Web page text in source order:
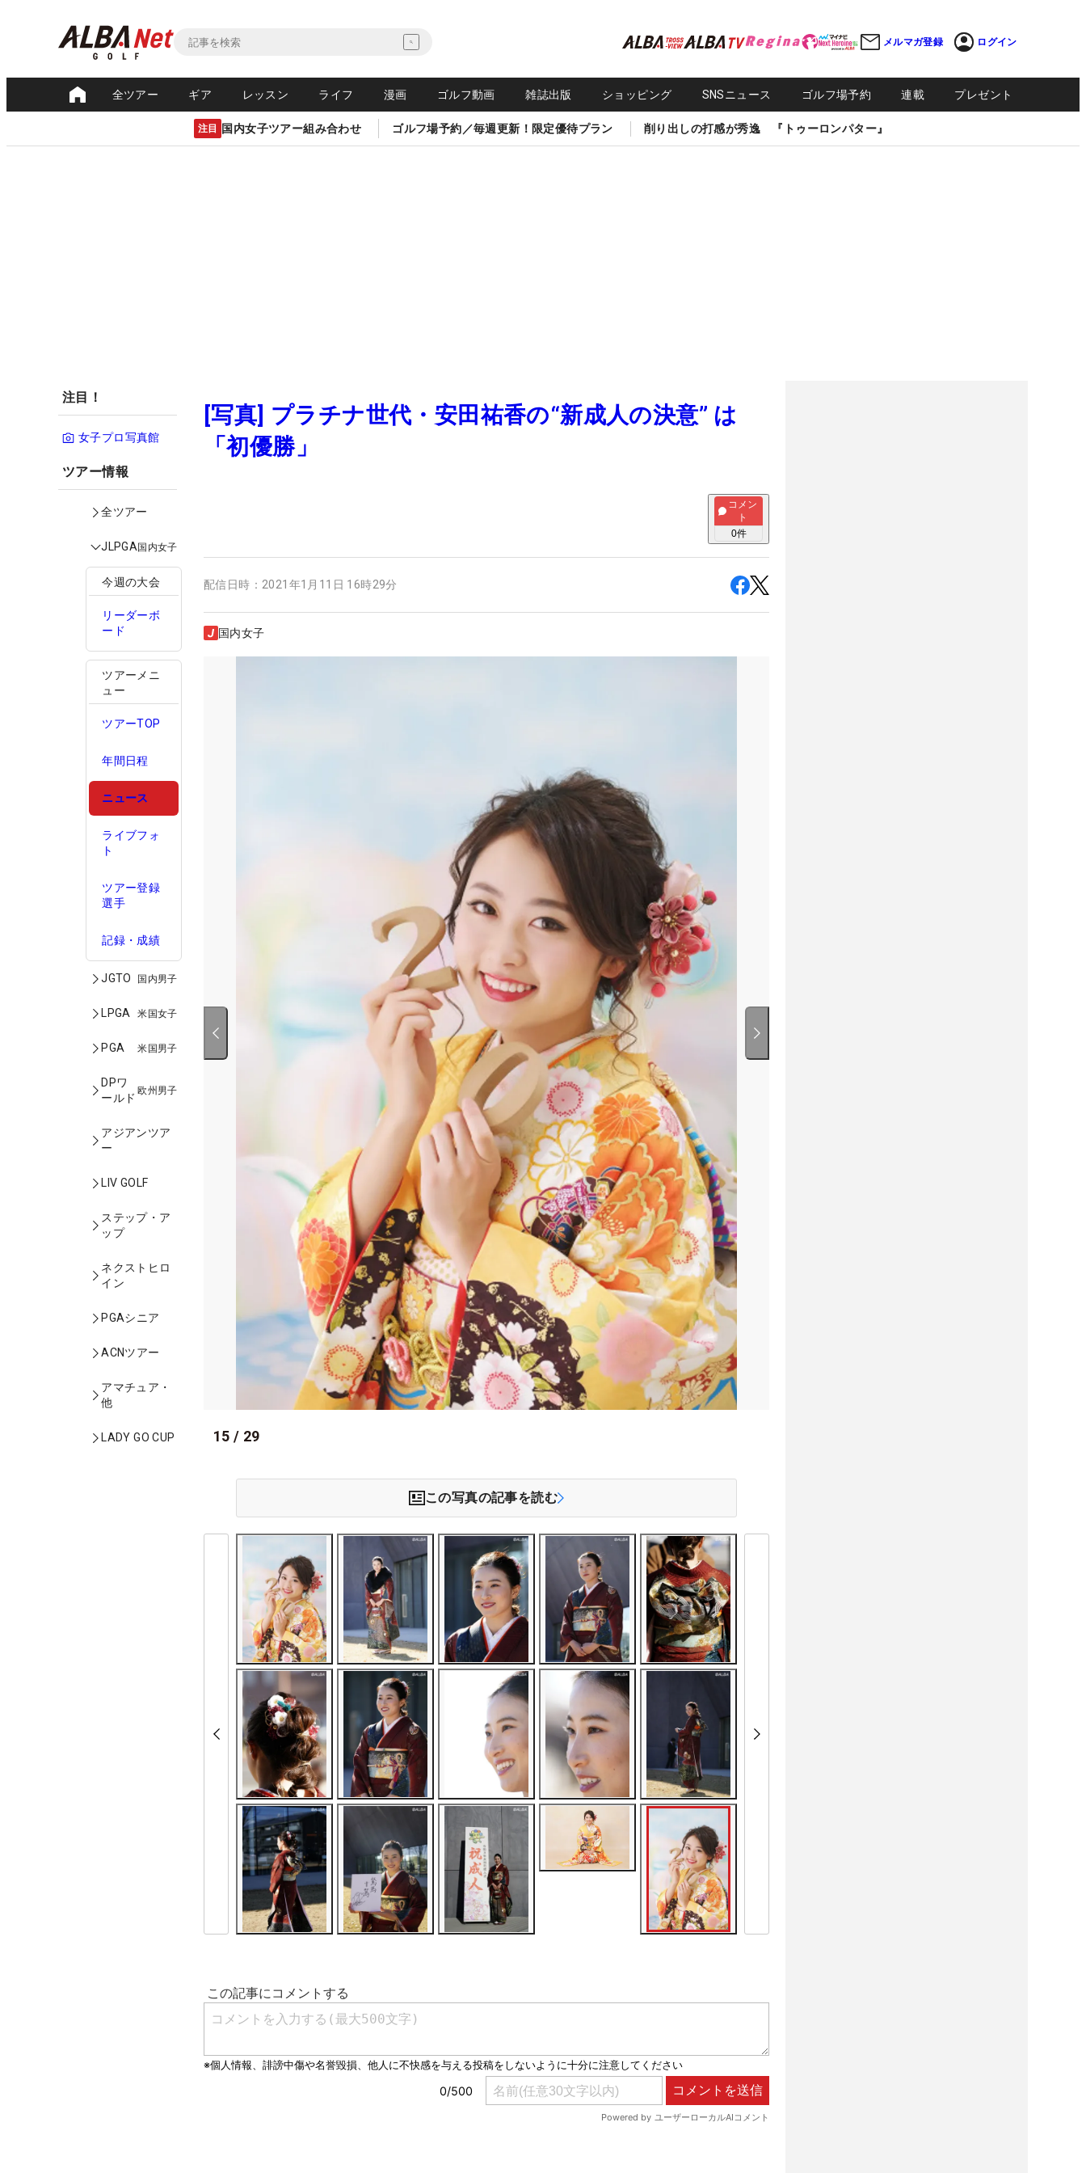
メルマガ登録 ログイン
全ツアー ギア レッスン ライフ 漫画 ゴルフ動画 雑誌出版 ショッピング SNSニュース ゴルフ場予約 連載 プレゼント
注目 国内女子ツアー組み合わせ ゴルフ場予約／毎週更新！限定優待プラン 削り出しの打感が秀逸 『トゥーロンパター』
注目！
女子プロ写真館
ツアー情報
全ツアー
JLPGA国内女子
今週の大会
リーダーボ
ード
ツアーメニ
ュー
ツアーTOP
年間日程
ニュース
ライブフォ
ト
ツアー登録
選手
記録・成績
JGTO 国内男子
LPGA 米国女子
PGA 米国男子
DPワ
ールド
欧州男子
アジアンツア
ー
LIV GOLF
ステップ・ア
ップ
ネクストヒロ
イン
PGAシニア
ACNツアー
アマチュア・
他
LADY GO CUP
[写真] プラチナ世代・安田祐香の“新成人の決意” は
「初優勝」
コメン
ト
0件
配信日時： 2021年1月11日 16時29分
国内女子
15 / 29
この写真の記事を読む